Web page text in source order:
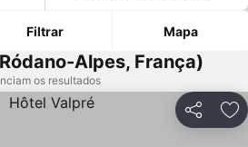
Filtrar Mapa
Alpes, França)
os resultados
Partilhar